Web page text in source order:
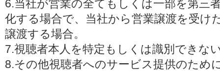
6.当社が営業の全てもしくは一部を第三
化する場合で、当社から営業譲渡を受け
譲渡する場合。
7.視聴者本人を特定もしくは識別できな
8.その他視聴者へのサービス提供のため